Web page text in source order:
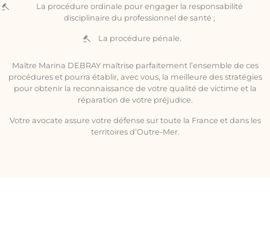
La procédure ordinale pour engager la responsabilité
disciplinaire du professionnel de santé ;
La procédure pénale.
Maître Marina DEBRAY maîtrise parfaitement l’ensemble de ces
procédures et pourra établir, avec vous, la meilleure des stratégies
pour obtenir la reconnaissance de votre qualité de victime et la
réparation de votre préjudice.
Votre avocate assure votre défense sur toute la France et dans les
territoires d’Outre-Mer.